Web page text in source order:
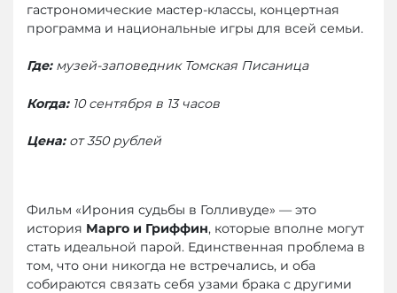
гастрономические мастер-классы, концертная
программа и национальные игры для всей семьи.
Где:музей-заповедник Томская Писаница
Когда:10 сентября в 13 часов
Цена:от 350 рублей
Фильм «Ирония судьбы в Голливуде» — это
история Марго и Гриффин, которые вполне могут
стать идеальной парой. Единственная проблема в
том, что они никогда не встречались, и оба
собираются связать себя узами брака с другими